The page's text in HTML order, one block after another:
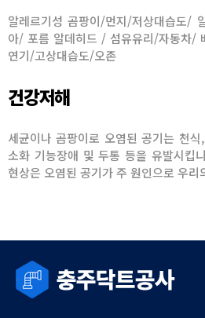
알레르기성 곰팡이/먼지/저상대습도/
아/ 포름 알데히드 / 섬유유리/자동차/
연기/고상대습도/오존
건강저해
세균이나 곰팡이로 오염된 공기는 천
소화 기능장애 및 두통 등을 유발시킵
현상은 오염된 공기가 주 원인으로 우